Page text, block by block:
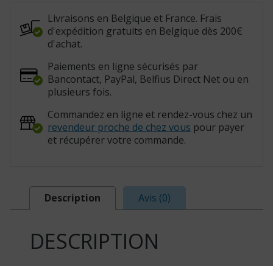
Livraisons en Belgique et France. Frais
d'expédition gratuits en Belgique dès 200€
d'achat.
Paiements en ligne sécurisés par
Bancontact, PayPal, Belfius Direct Net ou en
plusieurs fois.
Commandez en ligne et rendez-vous chez un
revendeur proche de chez vous pour payer
et récupérer votre commande.
Description Avis (0)
DESCRIPTION